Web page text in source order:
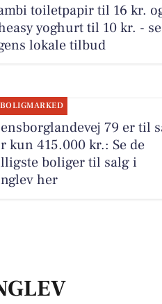
toiletpapir til 16 kr.
yoghurt til 10 kr. - se
lokale tilbud
BOLIGMARKED
79 er til
kun 415.000 kr.: Se de
boliger til salg i
her